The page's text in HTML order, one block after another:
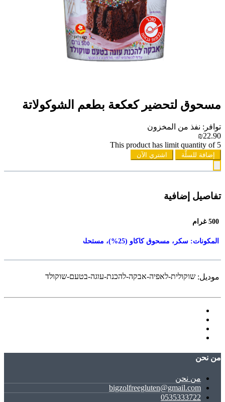
مسحوق لتحضير كعكعة بطعم الشوكولاتة
توافر: نفذ من المخزون
₪22.90
This product has limit quantity of 5
إضافة للسلّة اشتري الآن
تفاصيل إضافية
500 غرام
المكونات: سكر، مسحوق كاكاو (25%)، مستحلب (ليسيثين عباد الشمس)، عوامل منكهة، ألياف غذائية (إينولين).
موديل: שוקולית-לאפיה-אבקה-להכנת-עוגה-בטעם-שוקולד
ﻣﻦ ﻧﺤﻦ
ﻣﻦ ﻧﺤﻦ
bigzolfreegluten@gmail.com
0535333722